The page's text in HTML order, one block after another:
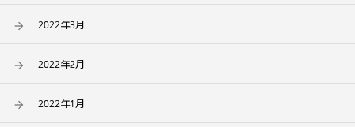
2022年3月
2022年2月
2022年1月